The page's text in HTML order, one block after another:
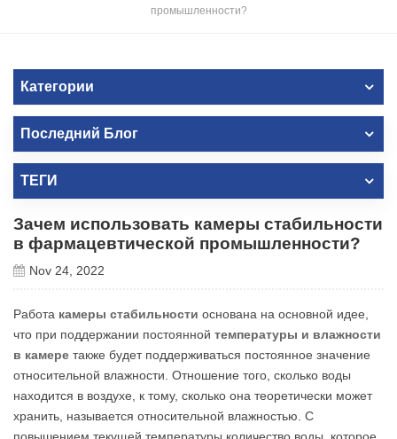
промышленности?
Категории
Последний Блог
ТЕГИ
Зачем использовать камеры стабильности
в фармацевтической промышленности?
Nov 24, 2022
Работа камеры стабильности основана на основной идее,
что при поддержании постоянной температуры и влажности
в камере также будет поддерживаться постоянное значение
относительной влажности. Отношение того, сколько воды
находится в воздухе, к тому, сколько она теоретически может
хранить, называется относительной влажностью. С
повышением текущей температуры количество воды, которое